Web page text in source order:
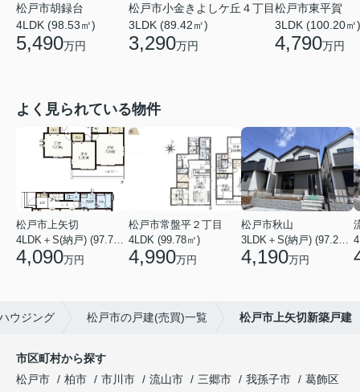
松戸市胡録台
4LDK (98.53㎡)
5,490万円
松戸市小金きよしケ丘４丁目
3LDK (89.42㎡)
3,290万円
松戸市東平賀
3LDK (100.20㎡)
4,790万円
よく見られている物件
松戸市上矢切
4LDK＋S(納戸) (97.71㎡)
4,090万円
松戸市常盤平２丁目
4LDK (99.78㎡)
4,990万円
松戸市秋山
3LDK＋S(納戸) (97.29㎡)
4,190万円
ウジング 松戸市の戸建(売買)一覧 松戸市上矢切新築戸建
市区町村から探す
松戸市
柏市 市川市 流山市 三郷市 我孫子市
葛飾区